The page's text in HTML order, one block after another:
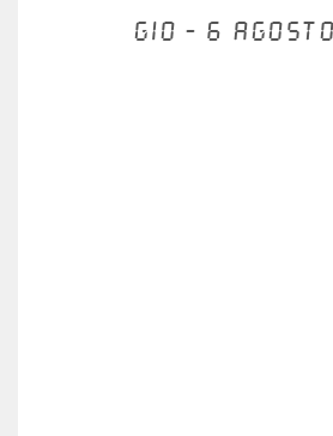
Gio - 6